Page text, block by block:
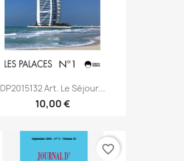
DP2015132 Art. Le Séjour...
10,00 €
favorite_border